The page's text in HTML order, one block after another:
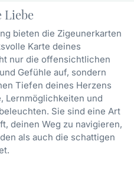
Liebe
bieten die Zigeunerkarten
Karte deines
nur die offensichtlichen
Gefühle auf, sondern
Tiefen deines Herzens
Lernmöglichkeiten und
Sie sind eine Art
deinen Weg zu navigieren,
als auch die schattigen